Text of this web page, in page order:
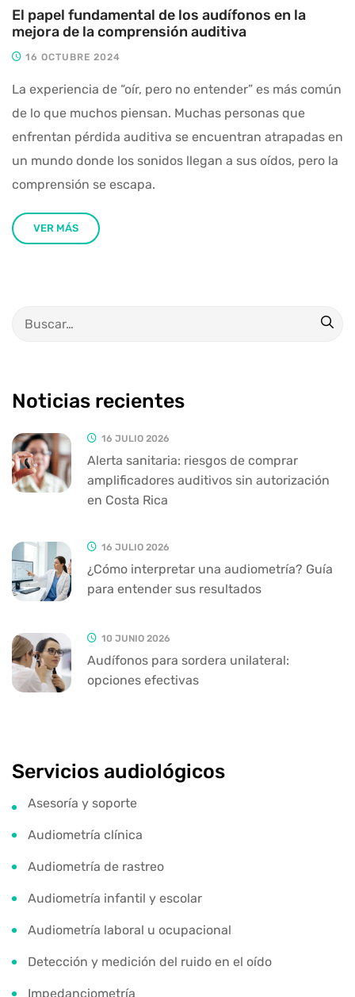
El papel fundamental de los audífonos en la
mejora de la comprensión auditiva
16 OCTUBRE 2024
La experiencia de “oír, pero no entender” es más común
de lo que muchos piensan. Muchas personas que
enfrentan pérdida auditiva se encuentran atrapadas en
un mundo donde los sonidos llegan a sus oídos, pero la
comprensión se escapa.
VER MÁS
Noticias recientes
16 JULIO 2026
Alerta sanitaria: riesgos de comprar
amplificadores auditivos sin autorización
en Costa Rica
16 JULIO 2026
¿Cómo interpretar una audiometría? Guía
para entender sus resultados
10 JUNIO 2026
Audífonos para sordera unilateral:
opciones efectivas
Servicios audiológicos
Asesoría y soporte
Audiometría clínica
Audiometría de rastreo
Audiometría infantil y escolar
Audiometría laboral u ocupacional
Detección y medición del ruido en el oído
Impedanciometría